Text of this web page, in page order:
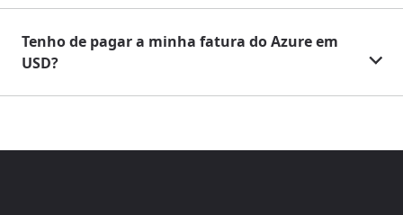
Tenho de pagar a minha fatura do Azure em
USD?